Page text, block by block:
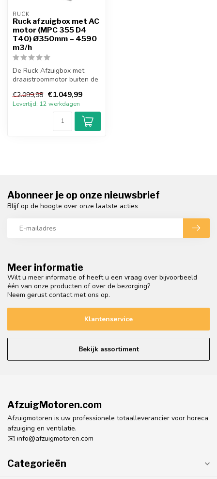
RUCK
Ruck afzuigbox met AC
motor (MPC 355 D4
T40) Ø350mm – 4590
m3/h
De Ruck Afzuigbox met
draaistroommotor buiten de
energiezu...
€2.099,98 €1.049,99
Levertijd: 12 werkdagen
Meer informatie
Wilt u meer informatie of heeft u een vraag over bijvoorbeeld
één van onze producten of over de bezorging?
Neem gerust contact met ons op.
Klantenservice
Bekijk assortiment
Abonneer je op onze nieuwsbrief
Blijf op de hoogte over onze laatste acties
AfzuigMotoren.com
Afzuigmotoren is uw professionele totaalleverancier voor horeca
afzuiging en ventilatie.
✉️ info@afzuigmotoren.com
Categorieën